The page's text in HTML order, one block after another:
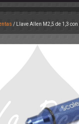
OTROS
RALLY
/ Llave Allen M2,5 de 1,3